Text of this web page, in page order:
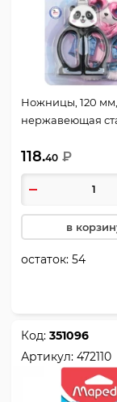
Ножницы, 120 мм,
нержавеющая
европодвес,
очках, Феникс,
118.40 ₽
в
остаток:54
Код:351096
Артикул:472110